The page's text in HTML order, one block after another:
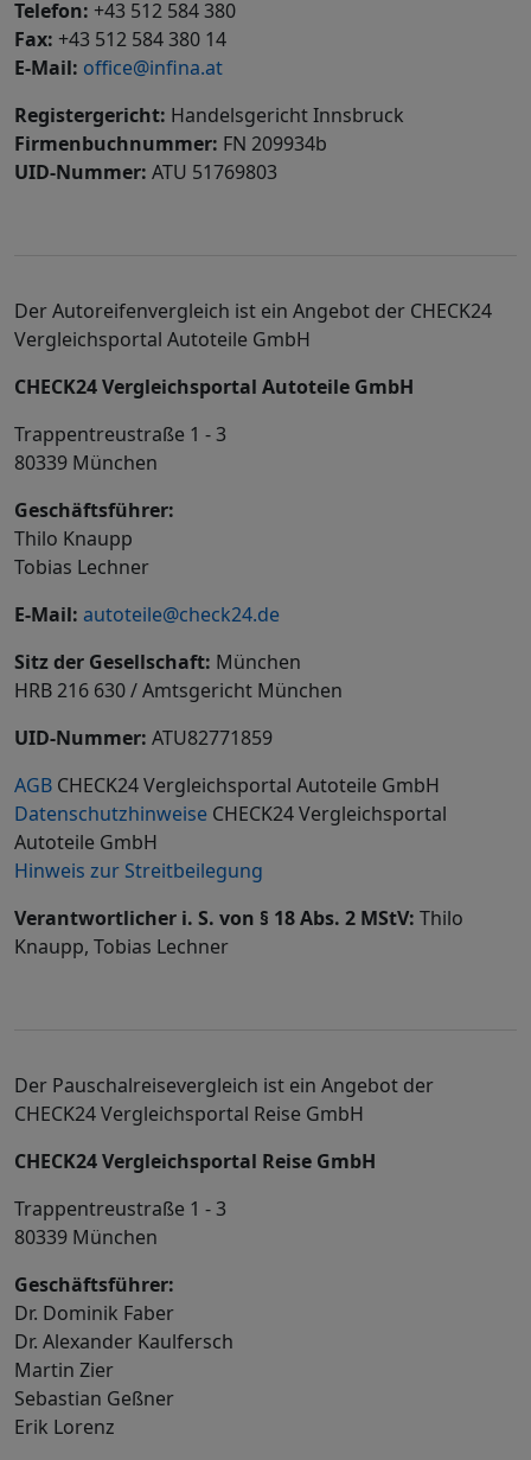
Telefon: +43 512 584 380
Fax: +43 512 584 380 14
E-Mail: office@infina.at
Registergericht: Handelsgericht Innsbruck
Firmenbuchnummer: FN 209934b
UID-Nummer: ATU 51769803
Der Autoreifenvergleich ist ein Angebot der CHECK24
Vergleichsportal Autoteile GmbH
CHECK24 Vergleichsportal Autoteile GmbH
Trappentreustraße 1 - 3
80339 München
Geschäftsführer:
Thilo Knaupp
Tobias Lechner
E-Mail: autoteile@check24.de
Sitz der Gesellschaft: München
HRB 216 630 / Amtsgericht München
UID-Nummer: ATU82771859
AGB CHECK24 Vergleichsportal Autoteile GmbH
Datenschutzhinweise CHECK24 Vergleichsportal
Autoteile GmbH
Hinweis zur Streitbeilegung
Verantwortlicher i. S. von § 18 Abs. 2 MStV: Thilo
Knaupp, Tobias Lechner
Der Pauschalreisevergleich ist ein Angebot der
CHECK24 Vergleichsportal Reise GmbH
CHECK24 Vergleichsportal Reise GmbH
Trappentreustraße 1 - 3
80339 München
Geschäftsführer:
Dr. Dominik Faber
Dr. Alexander Kaulfersch
Martin Zier
Sebastian Geßner
Erik Lorenz